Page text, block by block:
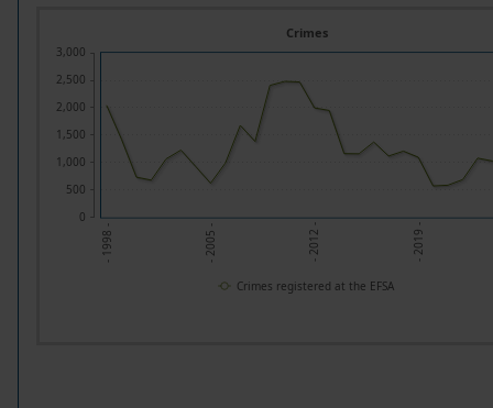
- 1998 - - 2005 - - 2012 - - 2019 -
Crimes
0
500
1,000
1,500
2,000
2,500
3,000
Crimes registered at the EFSA